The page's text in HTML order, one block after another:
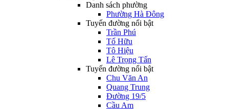
Danh sách phường
Phường Hà Đông
Tuyến đường nổi bật
Trần Phú
Tố Hữu
Tô Hiệu
Lê Trọng Tấn
Tuyến đường nổi bật
Chu Văn An
Quang Trung
Đường 19/5
Cầu Am